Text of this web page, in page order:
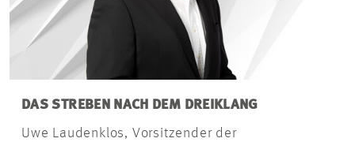
DAS STREBEN NACH DEM DREIKLANG
Uwe Laudenklos, Vorsitzender der